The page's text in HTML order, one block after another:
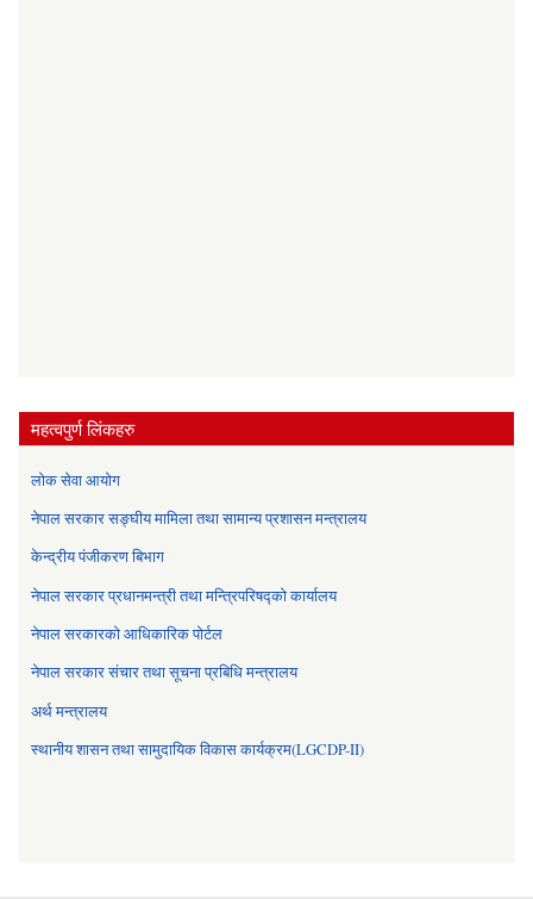
महत्वपुर्ण लिंकहरु
लोक सेवा आयोग
नेपाल सरकार सङ्घीय मामिला तथा सामान्य प्रशासन मन्त्रालय
केन्द्रीय पंजीकरण बिभाग
नेपाल सरकार प्रधानमन्त्री तथा मन्त्रिपरिषद्को कार्यालय
नेपाल सरकारको आधिकारिक पोर्टल
नेपाल सरकार संचार तथा सूचना प्रबिधि मन्त्रालय
अर्थ मन्त्रालय
स्थानीय शासन तथा सामुदायिक विकास कार्यक्रम(LGCDP-II)